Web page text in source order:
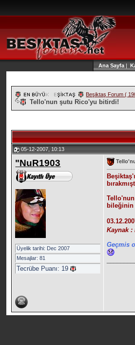
Ana Sayfa |
Beşiktaş Forum (
Tello'nun şutu Rico'yu bitirdi!
05-12-2007, 10:13
"NuR1903
Üyelik tarihi: Dec 2007
Mesajlar: 81
Tecrübe Puanı: 19
bileğinin
Kaynak :
Geçmis